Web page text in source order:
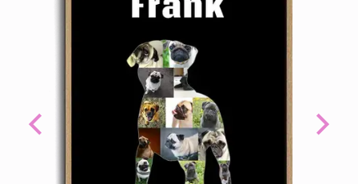
Previous Next